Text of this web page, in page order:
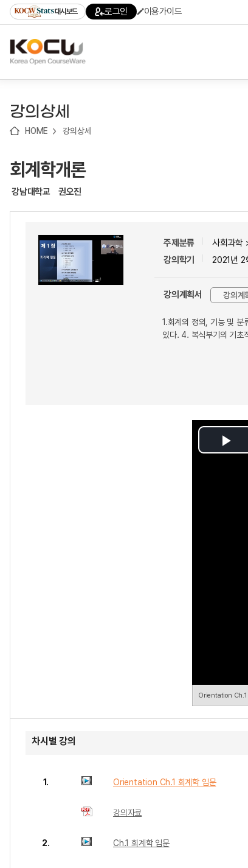
기
기
기
content)
가
대시보드 로그인 이용가이드
강의상세
HOME 강의상세
회계학개론
강남대학교 권오진
주제분류
사회과학
강의학기
2021년 2
강의계획서 강의계
1.회계의 정의, 기능 및
있다. 4. 복식부기의 기초
Orientation Ch.1
차시별 강의
1. Orientation Ch.1 회계학 입문
강의자료
2. Ch.1 회계학 입문